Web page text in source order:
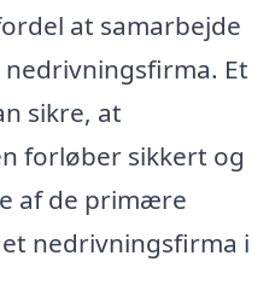
at samarbejde
Et
sikre, at
forløber sikkert og
af de primære
nedrivningsfirma i